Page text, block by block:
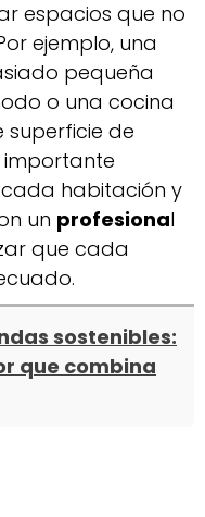
espacios que no
ejemplo, una
pequeña
o una cocina
superficie de
importante
habitación y
un profesional
que cada
sostenibles:
que combina